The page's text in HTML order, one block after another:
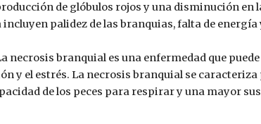
de glóbulos rojos y una disminución
palidez de las branquias, falta de energía
necrosis branquial es una enfermedad que
y el estrés. La necrosis branquial se
de los peces para respirar y una mayor